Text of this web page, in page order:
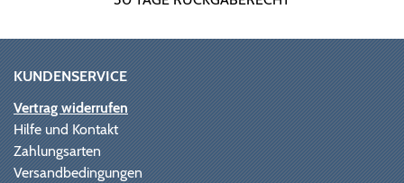
KUNDENSERVICE
Vertrag widerrufen
Hilfe und Kontakt
Zahlungsarten
Versandbedingungen